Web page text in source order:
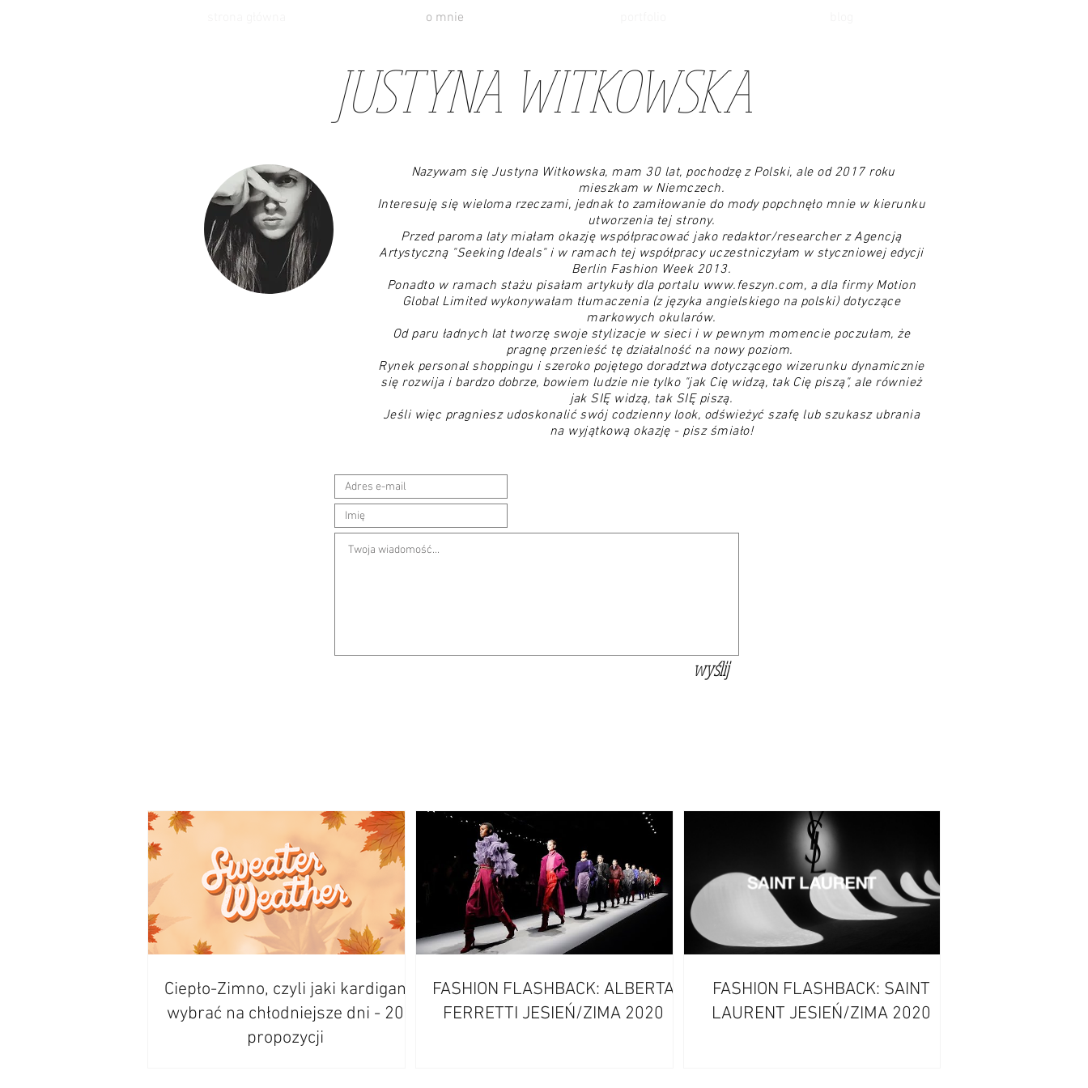
o mnie
JUSTYNA WITKOWSKA
Nazywam się Justyna Witkowska, mam 30 lat, pochodzę z Polski, ale od 2017 roku
mieszkam w Niemczech.
Interesuję się wieloma rzeczami, jednak to zamiłowanie do mody popchnęło mnie w kierunku
utworzenia tej strony.
Przed paroma laty miałam okazję współpracować jako redaktor/researcher z Agencją
Artystyczną "Seeking Ideals" i w ramach tej współpracy uczestniczyłam w styczniowej edycji
Berlin Fashion Week 2013.
Ponadto w ramach stażu pisałam artykuły dla portalu www.feszyn.com, a dla firmy Motion
Global Limited wykonywałam tłumaczenia (z języka angielskiego na polski) dotyczące
markowych okularów.
Od paru ładnych lat tworzę swoje stylizacje w sieci i w pewnym momencie poczułam, że
pragnę przenieść tę działalność na nowy poziom.
Rynek personal shoppingu i szeroko pojętego doradztwa dotyczącego wizerunku dynamicznie
się rozwija i bardzo dobrze, bowiem ludzie nie tylko "jak Cię widzą, tak Cię piszą", ale również
jak SIĘ widzą, tak SIĘ piszą.
Jeśli więc pragniesz udoskonalić swój codzienny look, odświeżyć szafę lub szukasz ubrania
na wyjątkową okazję - pisz śmiało!
wyślij
Ciepło-Zimno, czyli jaki kardigan
wybrać na chłodniejsze dni - 20
propozycji
FASHION FLASHBACK: ALBERTA
FERRETTI JESIEŃ/ZIMA 2020
FASHION FLASHBACK: SAINT
LAURENT JESIEŃ/ZIMA 2020